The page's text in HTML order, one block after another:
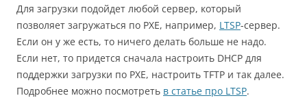
Для загрузки подойдет любой сервер, который
позволяет загружаться по PXE, например, LTSP-сервер.
Если он у же есть, то ничего делать больше не надо.
Если нет, то придется сначала настроить DHCP для
поддержки загрузки по PXE, настроить TFTP и так далее.
Подробнее можно посмотреть в статье про LTSP.